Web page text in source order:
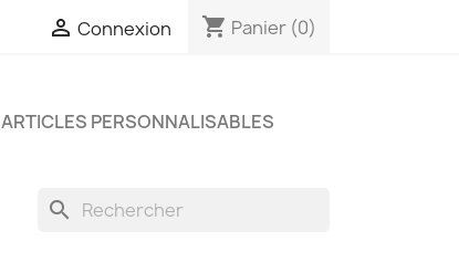
 Connexion shopping_cart Panier (0)
ARTICLES PERSONNALISABLES
search